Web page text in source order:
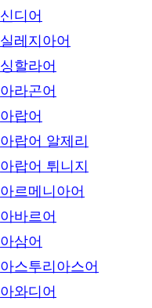
신디어
실레지아어
싱할라어
아라곤어
아랍어
아랍어 알제리
아랍어 튀니지
아르메니아어
아바르어
아삼어
아스투리아스어
아와디어